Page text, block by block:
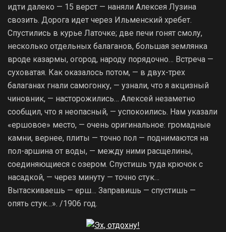
идти далеко — 15 верст — наняли Алексея Лузина
свозить. Дорога идет через Ильменский хребет.
Спустились в курье Латочке; две печи гонят смолу,
несколько отдельных балаганов, большая землянка
вроде казармы, огород, народу порядочно… Встреча —
суховатая. Как оказалось потом, — в двух-трех
балаганах гнали самогонку, — узнали, что я акцизный
чиновник, — насторожились… Алексей незаметно
сообщил, что я неопасный, — успокоились. Нам указали
«ершовое» место, — очень оригинальное: громадные
камни, вернее, плиты — точно пол — поднимаются на
пол-аршина от воды, — между ними расщелины,
соединяющиеся с озером. Спустишь туда крючок с
насадкой, — через минуту — точно стук…
Вытаскиваешь — ерш… Заправишь — спустишь —
опять стук…». /1906 год.